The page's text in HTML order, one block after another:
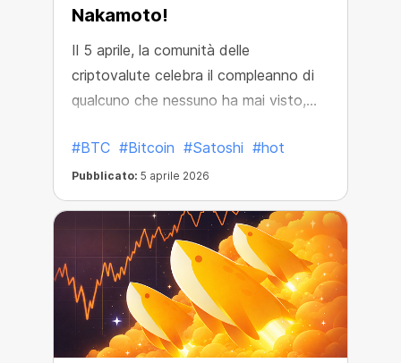
Nakamoto!
Il 5 aprile, la comunità delle
criptovalute celebra il compleanno di
qualcuno che nessuno ha mai visto,
mondo per sempre.
#BTC #Bitcoin #Satoshi #hot
Pubblicato: 5 aprile 2026